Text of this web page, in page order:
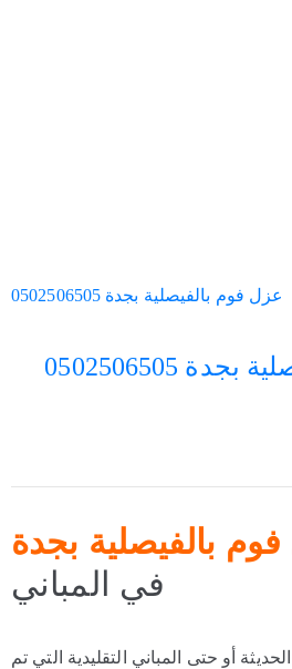
عزل فوم بالفيصلية بجدة 0502506505
0502506505
بالفيصلية بجدة
في المباني
أو حتى المباني التقليدية التي تم